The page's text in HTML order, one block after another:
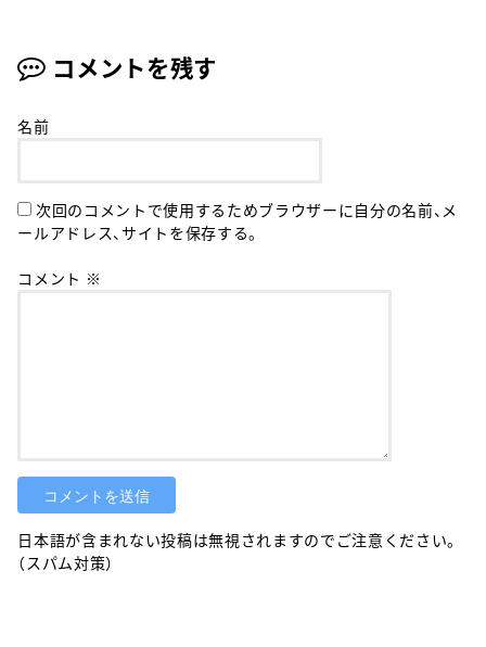
コメントを残す
名前
次回のコメントで使用するためブラウザーに自分の名前、メ
ールアドレス、サイトを保存する。
コメント ※
日本語が含まれない投稿は無視されますのでご注意ください。
（スパム対策）